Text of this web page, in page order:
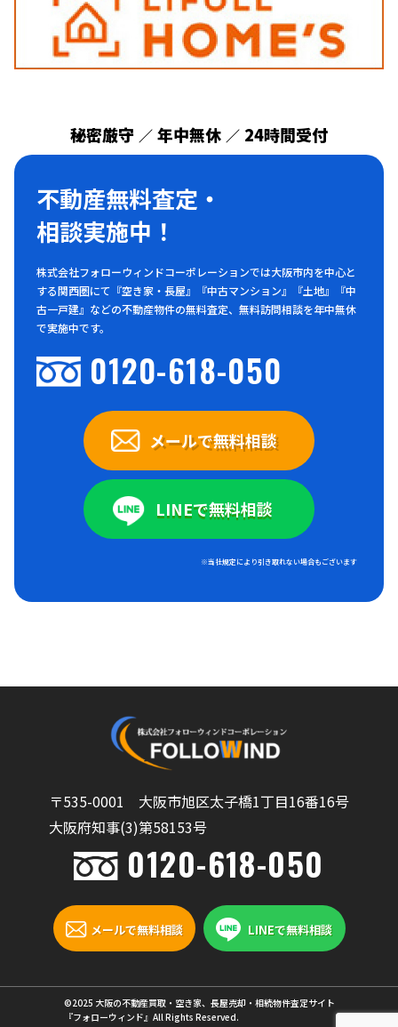
秘密厳守 ／ 年中無休 ／ 24時間受付
不動産無料査定・
相談実施中！
株式会社フォローウィンドコーポレーションでは大阪市内を中心と
する関西圏にて『空き家・長屋』『中古マンション』『土地』『中
古一戸建』などの不動産物件の無料査定、無料訪問相談を年中無休
で実施中です。
0120-618-050
メールで無料相談
LINEで無料相談
※当社規定により引き取れない場合もございます
〒535-0001 大阪市旭区太子橋1丁目16番16号
大阪府知事(3)第58153号
0120-618-050
メールで無料相談 LINEで無料相談
©2025 大阪の不動産買取・空き家、長屋売却・相続物件査定サイト
『フォローウィンド』All Rights Reserved.